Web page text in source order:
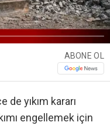
ABONE OL
de yıkım kararı
engellemek için